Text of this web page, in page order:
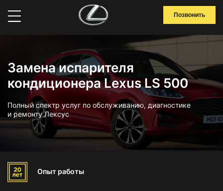
Позвонить
Замена испарителя
кондиционера Lexus LS 500
Полный спектр услуг по обслуживанию, диагностике
и ремонту Лексус
Опыт работы